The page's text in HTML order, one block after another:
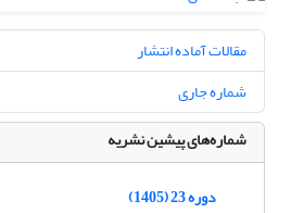
مقالات آماده انتشار
شماره جاری
شماره‌های پیشین نشریه
دوره 23 (1405)